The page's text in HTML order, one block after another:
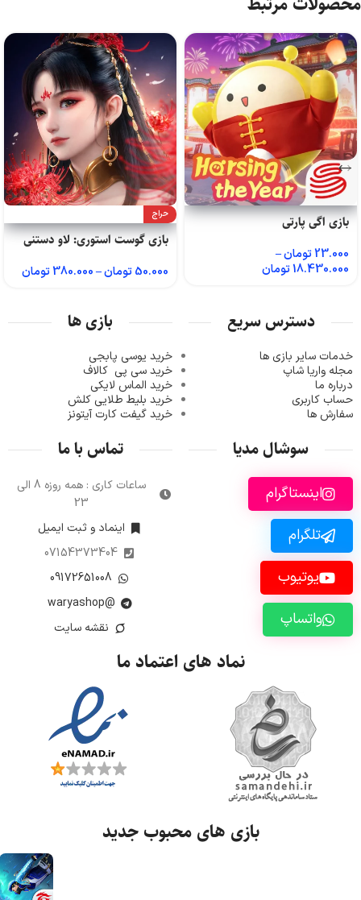
بازی اگی پارتی
23.000تومان–
18.430.000تومان
حراج
بازی گوست استوری: لاو دستنی
50.000تومان–
380.000تومان
دسترس سریع
خدمات سایر بازی ها
مجله واریا شاپ
درباره ما
حساب کاربری
سفارش ها
بازی ها
خرید یوسی پابجی
خرید سی پی کالاف
خرید الماس لایکی
خرید بلیط طلایی کلش
خرید گیفت کارت آیتونز
سوشال مدیا
اینستاگرام
تلگرام
یوتیوب
واتساپ
تماس با ما
ساعات کاری : همه روزه 8 الی
23
اینماد و ثبت ایمیل
07154373404
09172651008
@waryashop
نقشه سایت
نماد های اعتماد ما
بازی های محبوب جدید